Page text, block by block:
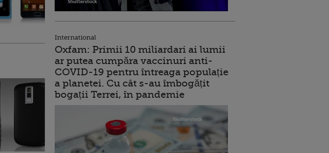
International
Oxfam: Primii 10 miliardari ai lumii
ar putea cumpăra vaccinuri anti-
COVID-19 pentru întreaga populație
a planetei. Cu cât s-au îmbogățit
bogații Terrei, în pandemie